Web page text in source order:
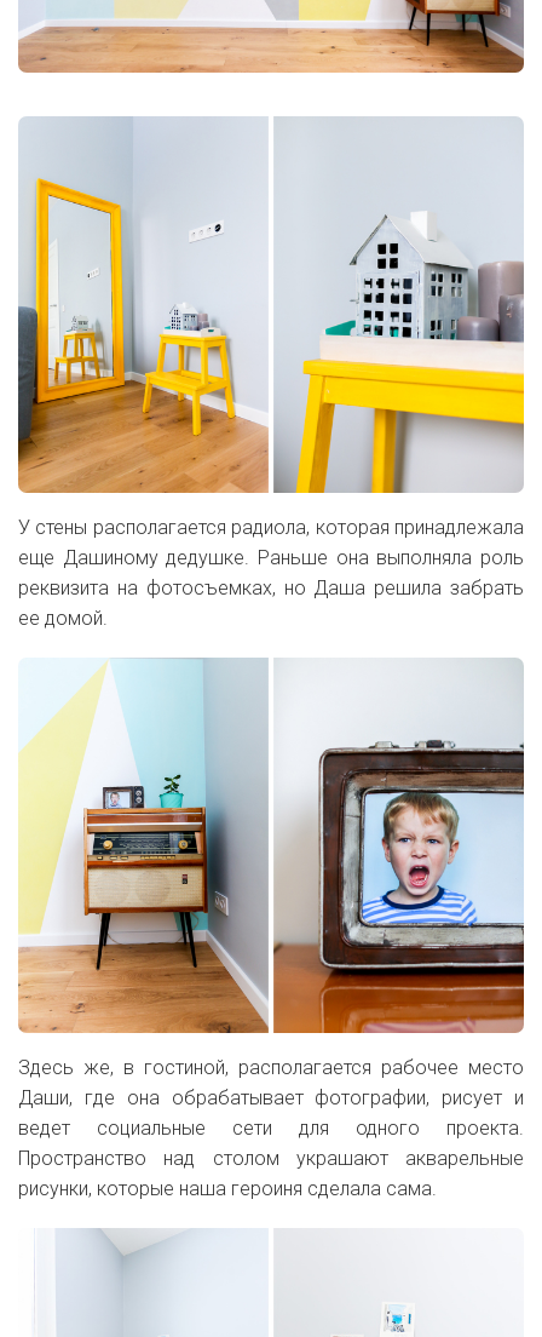
У стены располагается радиола, которая принадлежала
еще Дашиному дедушке. Раньше она выполняла роль
реквизита на фотосъемках, но Даша решила забрать
ее домой.
Здесь же, в гостиной, располагается рабочее место
Даши, где она обрабатывает фотографии, рисует и
ведет социальные сети для одного проекта.
Пространство над столом украшают акварельные
рисунки, которые наша героиня сделала сама.